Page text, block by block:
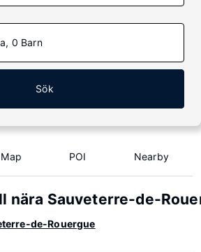
0 Barn
Sök
Map POI Nearby
nära Sauveterre-de-
de-Rouergue